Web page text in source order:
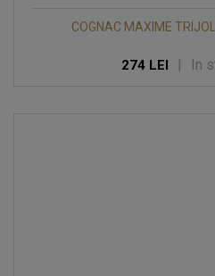
COGNAC MAXIME
274 LEI | In